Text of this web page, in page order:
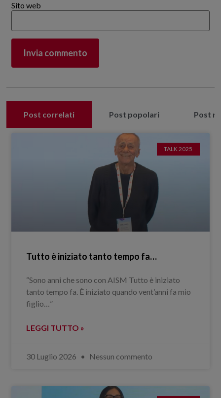
Sito web
Post correlati Post popolari Post
TALK 2025
Tutto è iniziato tanto tempo fa…
“Sono anni che sono con AISM Tutto è iniziato
tanto tempo fa. È iniziato quando vent’anni fa mio
figlio…”
LEGGI TUTTO »
30 Luglio 2026 Nessun commento